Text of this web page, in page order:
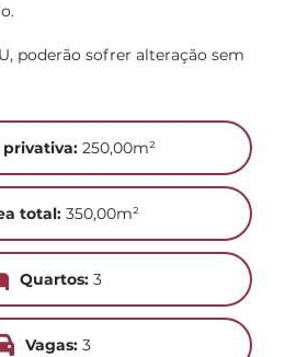
poderão sofrer alteração sem
privativa:250,00m²
total:350,00m²
Quartos:3
Vagas:3